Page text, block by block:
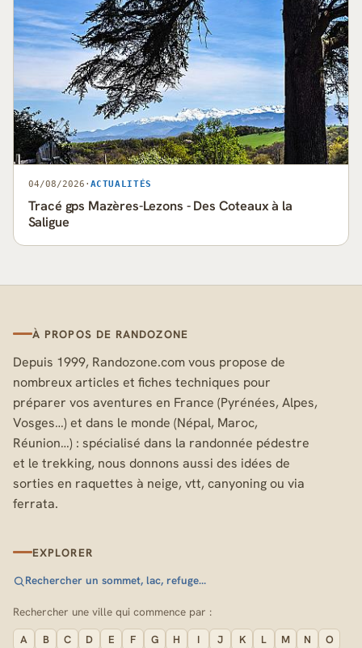
04/08/2026 · ACTUALITÉS
Tracé gps Mazères-Lezons - Des Coteaux à la
Saligue
À PROPOS DE RANDOZONE
Depuis 1999, Randozone.com vous propose de
nombreux articles et fiches techniques pour
préparer vos aventures en France (Pyrénées, Alpes,
Vosges…) et dans le monde (Népal, Maroc,
Réunion…) : spécialisé dans la randonnée pédestre
et le trekking, nous donnons aussi des idées de
sorties en raquettes à neige, vtt, canyoning ou via
ferrata.
EXPLORER
Rechercher un sommet, lac, refuge…
Rechercher une ville qui commence par :
A B C D E F G H I J K L M N
O